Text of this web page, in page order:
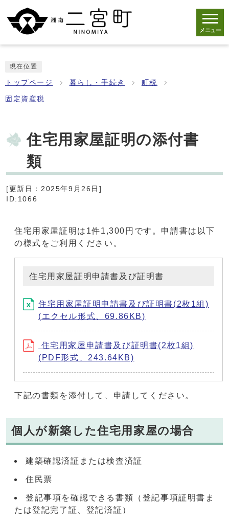
メニュー
現在位置
トップページ 暮らし・手続き 町税
固定資産税
住宅用家屋証明の添付書
類
[更新日：2025年9月26日]
ID:1066
住宅用家屋証明は1件1,300円です。申請書は以下
の様式をご利用ください。
住宅用家屋証明申請書及び証明書
住宅用家屋証明申請書及び証明書(2枚1組)
(エクセル形式、69.86KB)
住宅用家屋申請書及び証明書(2枚1組)
(PDF形式、243.64KB)
下記の書類を添付して、申請してください。
個人が新築した住宅用家屋の場合
建築確認済証または検査済証
住民票
登記事項を確認できる書類（登記事項証明書ま
たは登記完了証、登記済証）